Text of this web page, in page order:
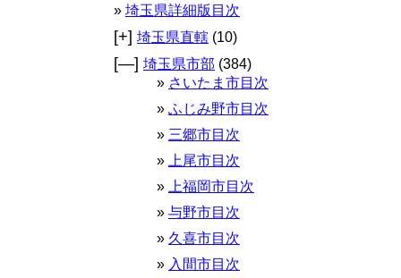
埼玉県詳細版目次
[+] 埼玉県直轄 (10)
[—] 埼玉県市部 (384)
さいたま市目次
ふじみ野市目次
三郷市目次
上尾市目次
上福岡市目次
与野市目次
久喜市目次
入間市目次